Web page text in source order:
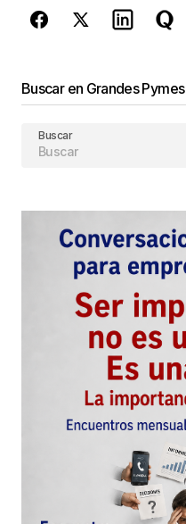
Enviar Comentario
Buscar en Grandes Pymes
Buscar